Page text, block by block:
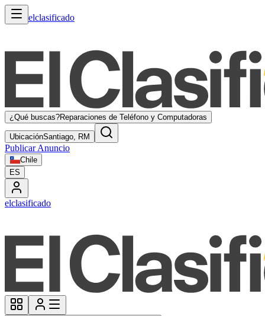
elclasificado
¿Qué buscas?Reparaciones de Teléfono y Computadoras
UbicaciónSantiago, RM
Publicar Anuncio
Chile
ES
elclasificado